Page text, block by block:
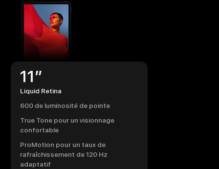
11”
Liquid Retina
600 de luminosité de pointe
True Tone pour un visionnage
confortable
ProMotion pour un taux de
rafraîchissement de 120 Hz
adaptatif